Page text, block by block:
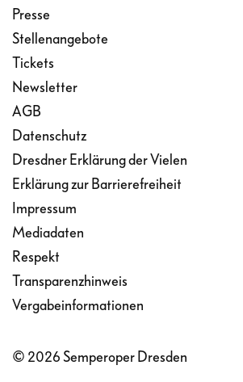
Presse
Stellenangebote
Tickets
Newsletter
AGB
Datenschutz
Dresdner Erklärung der Vielen
Erklärung zur Barrierefreiheit
Impressum
Mediadaten
Respekt
Transparenzhinweis
Vergabeinformationen
© 2026 Semperoper Dresden